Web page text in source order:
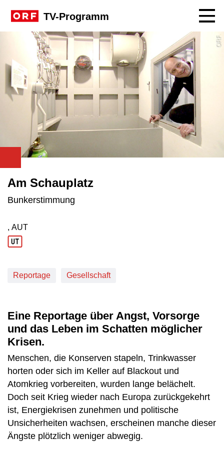
TV-Programm
ORF
Am Schauplatz
Bunkerstimmung
Produktionsland: AUT
, AUT
Reportage Gesellschaft
Eine Reportage über Angst, Vorsorge
und das Leben im Schatten möglicher
Krisen.
Menschen, die Konserven stapeln, Trinkwasser
horten oder sich im Keller auf Blackout und
Atomkrieg vorbereiten, wurden lange belächelt.
Doch seit Krieg wieder nach Europa zurückgekehrt
ist, Energiekrisen zunehmen und politische
Unsicherheiten wachsen, erscheinen manche dieser
Ängste plötzlich weniger abwegig.